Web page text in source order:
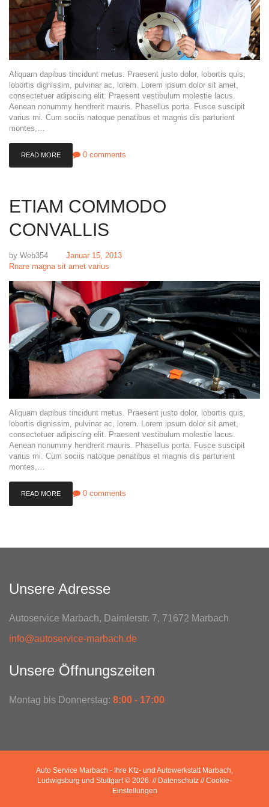
Aliquam dapibus tincidunt metus. Praesent justo dolor, lobortis quis,
lobortis dignissim, pulvinar ac, lorem. Lorem ipsum dolor sit amet,
consectetuer adipiscing elit. Praesent vestibulum molestie lacus.
Aenean nonummy hendrerit mauris. Phasellus porta. Fusce suscipit
varius mi. Cum sociis natoque penatibus et magnis dis parturient
montes,…
READ MORE 0 comments
ETIAM COMMODO
CONVALLIS
by Web354
Januar 15, 2013
Rnare magna sit amet varius
Aliquam dapibus tincidunt metus. Praesent justo dolor, lobortis quis,
lobortis dignissim, pulvinar ac, lorem. Lorem ipsum dolor sit amet,
consectetuer adipiscing elit. Praesent vestibulum molestie lacus.
Aenean nonummy hendrerit mauris. Phasellus porta. Fusce suscipit
varius mi. Cum sociis natoque penatibus et magnis dis parturient
montes,…
READ MORE 0 comments
Unsere Adresse
Autoservice Marbach, Daimlerstr. 7, 71672 Marbach
info@autoservice-marbach.de
Unsere Öffnungszeiten
Montag bis Donnerstag: 8:00 - 17:00
Auto Service Marbach - Ihre Kfz- und Autowerkstatt Marbach,
Ludwigsburg und Stuttgart© 2026. // Datenschutz // Cookie-
Einstellungen